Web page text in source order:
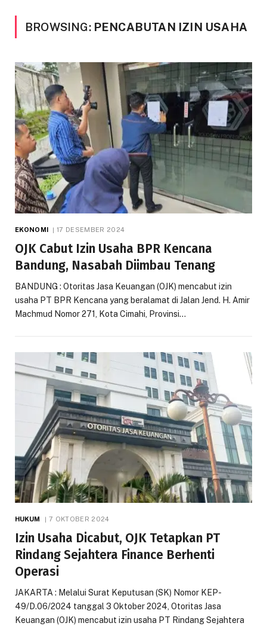
BROWSING: PENCABUTAN IZIN USAHA
EKONOMI 17 DESEMBER 2024
OJK Cabut Izin Usaha BPR Kencana
Bandung, Nasabah Diimbau Tenang
BANDUNG : Otoritas Jasa Keuangan (OJK) mencabut izin
usaha PT BPR Kencana yang beralamat di Jalan Jend. H. Amir
Machmud Nomor 271, Kota Cimahi, Provinsi…
HUKUM 7 OKTOBER 2024
Izin Usaha Dicabut, OJK Tetapkan PT
Rindang Sejahtera Finance Berhenti
Operasi
JAKARTA : Melalui Surat Keputusan (SK) Nomor KEP-
49/D.06/2024 tanggal 3 Oktober 2024, Otoritas Jasa
Keuangan (OJK) mencabut izin usaha PT Rindang Sejahtera